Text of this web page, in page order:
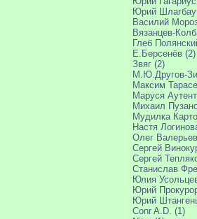
Юрий
Василий
Вязанцев-
Глеб
Е.Берсенёв (2)
Звяг (2)
М.Ю.Другов-
Максим
Маруся
Михаил
Мудилка
Настя
Олег
Сергей
Сергей
Станислав
Юлия
Юрий
Юрий
Conr A.D. (1)